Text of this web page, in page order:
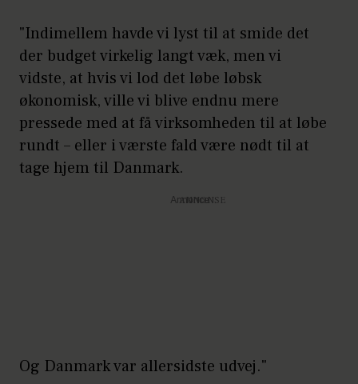
"Indimellem havde vi lyst til at smide det
der budget virkelig langt væk, men vi
vidste, at hvis vi lod det løbe løbsk
økonomisk, ville vi blive endnu mere
pressede med at få virksomheden til at løbe
rundt – eller i værste fald være nødt til at
tage hjem til Danmark.
Annonce
Og Danmark var allersidste udvej."